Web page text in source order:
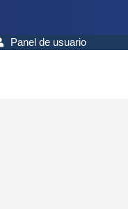
Panel de usuario